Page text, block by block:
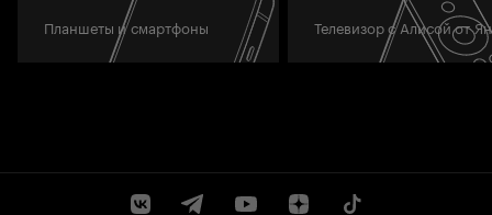
Планшеты и смартфоны Телевизор с Алисой от